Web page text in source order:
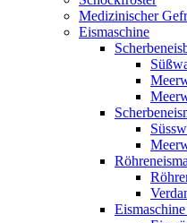
Medizinischer
Eismaschine